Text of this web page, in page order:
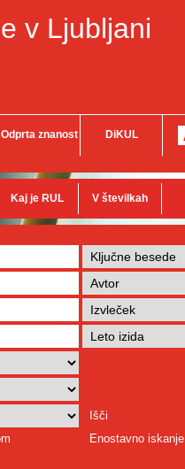
v Ljubljani
Odprta znanost DiKUL
Kaj je RUL V številkah
Išči
Enostavno iskanje